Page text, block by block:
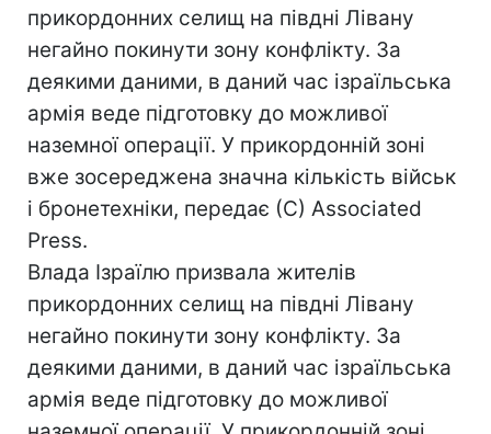
прикордонних селищ на півдні Лівану
негайно покинути зону конфлікту. За
деякими даними, в даний час ізраїльська
армія веде підготовку до можливої
наземної операції. У прикордонній зоні
вже зосереджена значна кількість військ
і бронетехніки, передає (С) Associated
Press.
Влада Ізраїлю призвала жителів
прикордонних селищ на півдні Лівану
негайно покинути зону конфлікту. За
деякими даними, в даний час ізраїльська
армія веде підготовку до можливої